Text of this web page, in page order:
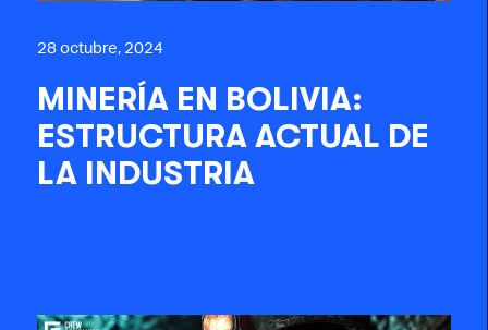
28 octubre, 2024
MINERÍA EN BOLIVIA:
ESTRUCTURA ACTUAL DE
LA INDUSTRIA